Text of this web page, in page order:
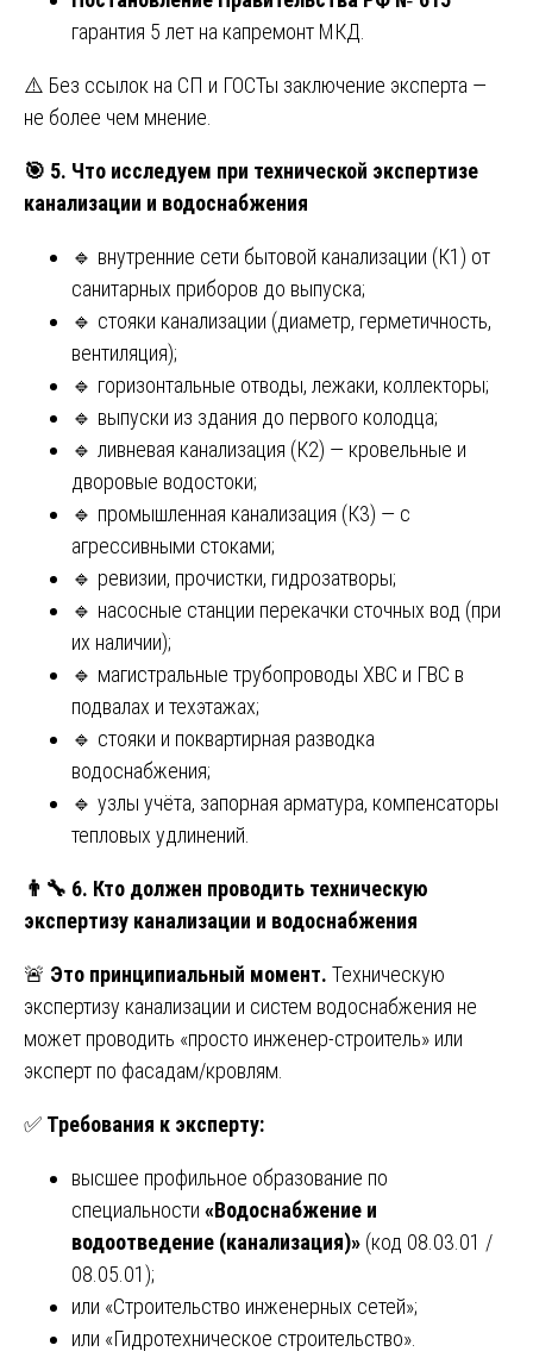
гарантия 5 лет на капремонт МКД.
⚠️ Без ссылок на СП и ГОСТы заключение эксперта —
не более чем мнение.
🎯 5. Что исследуем при технической экспертизе
канализации и водоснабжения
🔹 внутренние сети бытовой канализации (К1) от
санитарных приборов до выпуска;
🔹 стояки канализации (диаметр, герметичность,
вентиляция);
🔹 горизонтальные отводы, лежаки, коллекторы;
🔹 выпуски из здания до первого колодца;
🔹 ливневая канализация (К2) — кровельные и
дворовые водостоки;
🔹 промышленная канализация (К3) — с
агрессивными стоками;
🔹 ревизии, прочистки, гидрозатворы;
🔹 насосные станции перекачки сточных вод (при
их наличии);
🔹 магистральные трубопроводы ХВС и ГВС в
подвалах и техэтажах;
🔹 стояки и поквартирная разводка
водоснабжения;
🔹 узлы учёта, запорная арматура, компенсаторы
тепловых удлинений.
👨 6. Кто должен проводить техническую
экспертизу канализации и водоснабжения
🚨 Это принципиальный момент. Техническую
экспертизу канализации и систем водоснабжения не
может проводить «просто инженер-строитель» или
эксперт по фасадам/кровлям.
✅ Требования к эксперту:
высшее профильное образование по
специальности «Водоснабжение и
водоотведение (канализация)» (код 08.03.01 /
08.05.01);
или «Строительство инженерных сетей»;
или «Гидротехническое строительство».